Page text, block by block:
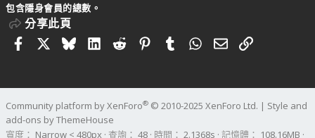
包含隱身會員的總數。
分享此頁
FacebookBlueskyLinkedIn
RedditPinterestTumblrWhatsApp
電子郵件
連結
Community platform by XenForo® © 2010-2025 XenForo Ltd. | Style and
add-ons by ThemeHouse
寬度
查詢 48 時間 2.1368s 記憶體 108.16MB